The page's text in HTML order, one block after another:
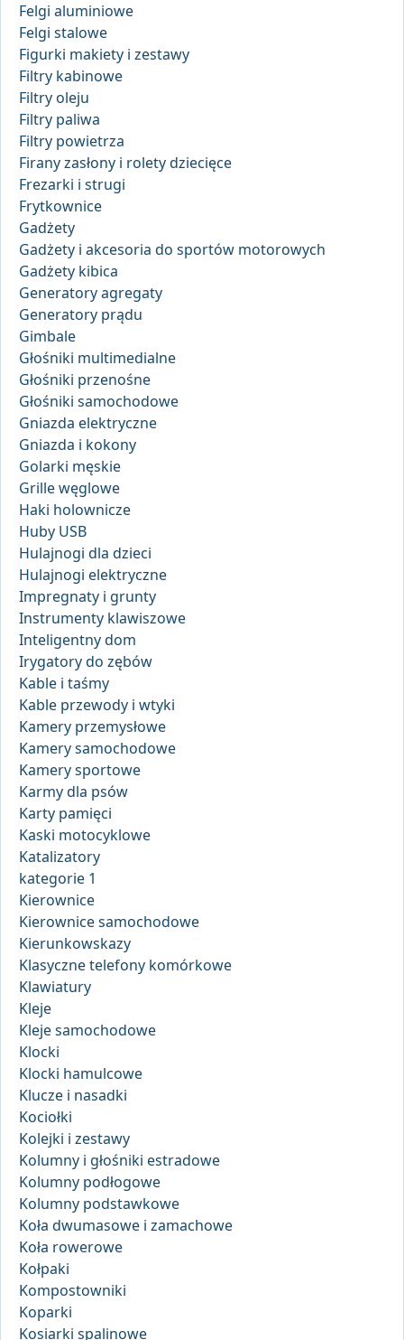
Felgi aluminiowe
Felgi stalowe
Figurki makiety i zestawy
Filtry kabinowe
Filtry oleju
Filtry paliwa
Filtry powietrza
Firany zasłony i rolety dziecięce
Frezarki i strugi
Frytkownice
Gadżety
Gadżety i akcesoria do sportów motorowych
Gadżety kibica
Generatory agregaty
Generatory prądu
Gimbale
Głośniki multimedialne
Głośniki przenośne
Głośniki samochodowe
Gniazda elektryczne
Gniazda i kokony
Golarki męskie
Grille węglowe
Haki holownicze
Huby USB
Hulajnogi dla dzieci
Hulajnogi elektryczne
Impregnaty i grunty
Instrumenty klawiszowe
Inteligentny dom
Irygatory do zębów
Kable i taśmy
Kable przewody i wtyki
Kamery przemysłowe
Kamery samochodowe
Kamery sportowe
Karmy dla psów
Karty pamięci
Kaski motocyklowe
Katalizatory
kategorie 1
Kierownice
Kierownice samochodowe
Kierunkowskazy
Klasyczne telefony komórkowe
Klawiatury
Kleje
Kleje samochodowe
Klocki
Klocki hamulcowe
Klucze i nasadki
Kociołki
Kolejki i zestawy
Kolumny i głośniki estradowe
Kolumny podłogowe
Kolumny podstawkowe
Koła dwumasowe i zamachowe
Koła rowerowe
Kołpaki
Kompostowniki
Koparki
Kosiarki spalinowe